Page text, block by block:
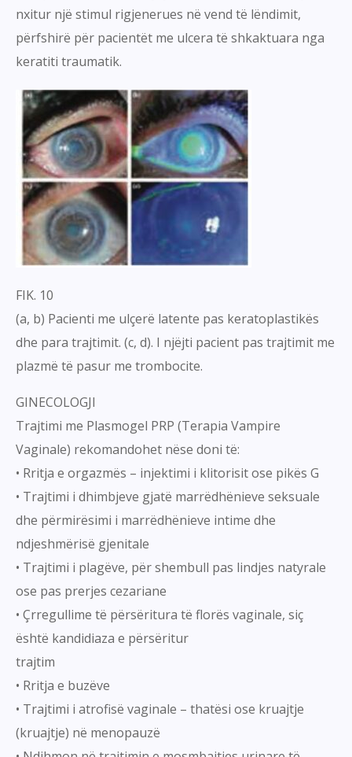
nxitur një stimul rigjenerues në vend të lëndimit,
përfshirë për pacientët me ulcera të shkaktuara nga
keratiti traumatik.
FIK. 10
(a, b) Pacienti me ulçerë latente pas keratoplastikës
dhe para trajtimit. (c, d). I njëjti pacient pas trajtimit me
plazmë të pasur me trombocite.
GINECOLOGJI
Trajtimi me Plasmogel PRP (Terapia Vampire
Vaginale) rekomandohet nëse doni të:
• Rritja e orgazmës – injektimi i klitorisit ose pikës G
• Trajtimi i dhimbjeve gjatë marrëdhënieve seksuale
dhe përmirësimi i marrëdhënieve intime dhe
ndjeshmërisë gjenitale
• Trajtimi i plagëve, për shembull pas lindjes natyrale
ose pas prerjes cezariane
• Çrregullime të përsëritura të florës vaginale, siç
është kandidiaza e përsëritur
trajtim
• Rritja e buzëve
• Trajtimi i atrofisë vaginale – thatësi ose kruajtje
(kruajtje) në menopauzë